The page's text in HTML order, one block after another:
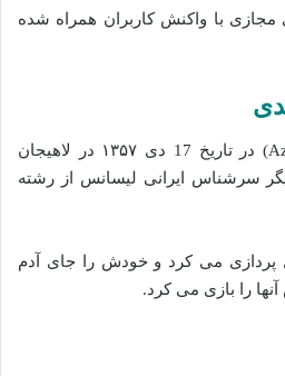
با واکنش کاربران همراه شده
آزاده صمدی (Azadeh Samadi) در تاریخ 17 دی ۱۳۵۷ در لاهیجان
سرشناس ایرانی لیسانس از رشته
پردازی می کرد و خودش را جای آدم
را بازی می کرد.